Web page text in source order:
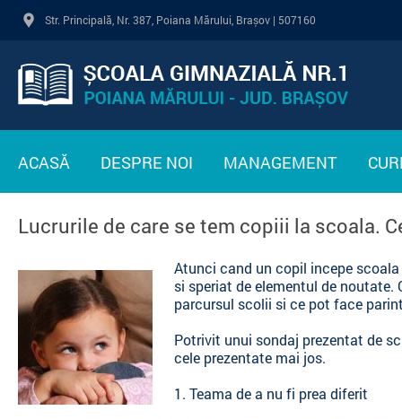
Str. Principală, Nr. 387, Poiana Mărului, Brașov | 507160
ACASĂ DESPRE NOI MANAGEMENT
STATUTUL ELEVULUI
PLAN DE DEZVOLTARE
INSTITUȚIONALĂ
Lucrurile de care se tem copiii la scoala.
Atunci cand un copil incepe
si speriat de elementul de
parcursul scolii si ce pot face
Potrivit unui sondaj prezentat de
cele prezentate mai jos.
1. Teama de a nu fi prea diferit